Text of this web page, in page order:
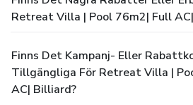
Retreat Villa | Pool 76m2| Full
Finns Det Kampanj- Eller
Tillgängliga För Retreat Villa |
AC| Billiard?